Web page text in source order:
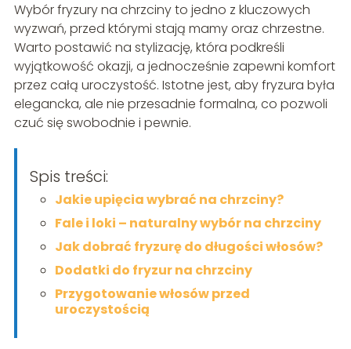
Wybór fryzury na chrzciny to jedno z kluczowych
wyzwań, przed którymi stają mamy oraz chrzestne.
Warto postawić na stylizację, która podkreśli
wyjątkowość okazji, a jednocześnie zapewni komfort
przez całą uroczystość. Istotne jest, aby fryzura była
elegancka, ale nie przesadnie formalna, co pozwoli
czuć się swobodnie i pewnie.
Spis treści:
Jakie upięcia wybrać na chrzciny?
Fale i loki – naturalny wybór na chrzciny
Jak dobrać fryzurę do długości włosów?
Dodatki do fryzur na chrzciny
Przygotowanie włosów przed
uroczystością